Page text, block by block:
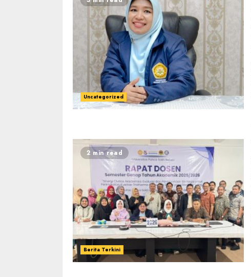
Uncategorized
2 min read
Berita Terkini